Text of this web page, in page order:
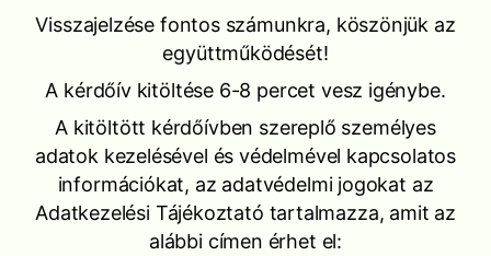
Visszajelzése fontos számunkra, köszönjük az
együttműködését!
A kérdőív kitöltése 6-8 percet vesz igénybe.
A kitöltött kérdőívben szereplő személyes
adatok kezelésével és védelmével kapcsolatos
információkat, az adatvédelmi jogokat az
Adatkezelési Tájékoztató tartalmazza, amit az
alábbi címen érhet el: